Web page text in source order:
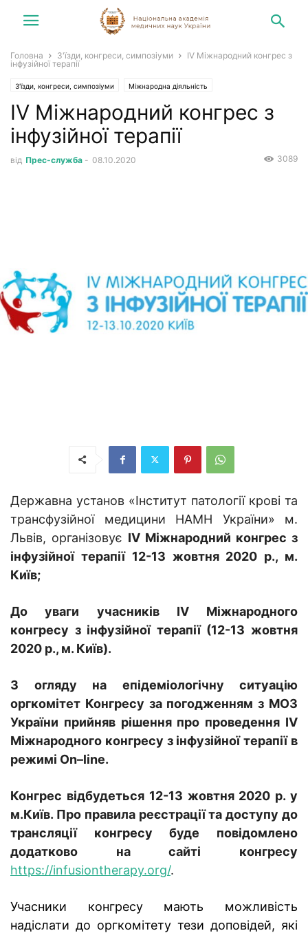
Головна З'їзди, конгреси, симпозіуми
IV Міжнародний конгрес з
інфузійної терапії
З'їзди, конгреси, симпозіуми Міжнародна діяльність
Конгреси, симпозіуми, зустрічі
IV Міжнародний конгрес з
інфузійної терапії
від Прес-служба - 08.10.2020 3089
Державна установ «Інститут патології крові та
трансфузійної медицини НАМН України» м.
Львів, організовує IV Міжнародний конгрес з
інфузійної терапії 12-13 жовтня 2020 р., м.
Київ;
До уваги учасників IV Міжнародного
конгресу з інфузійної терапії (12-13 жовтня
2020 р., м. Київ).
З огляду на епідеміологічну ситуацію
оргкомітет Конгресу за погодженням з МОЗ
України прийняв рішення про проведення IV
Міжнародного конгресу з інфузійної терапії в
режимі On–line.
Конгрес відбудеться 12-13 жовтня 2020 р. у
м.Київ. Про правила реєстрації та доступу до
трансляції конгресу буде повідомлено
додатково на сайті конгресу
https://infusiontherapy.org/.
Учасники конгресу мають можливість
надіслати до оргкомітету тези доповідей, які